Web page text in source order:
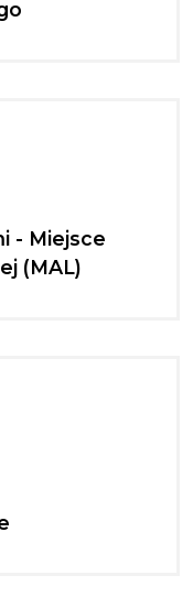
- Miejsce
(MAL)